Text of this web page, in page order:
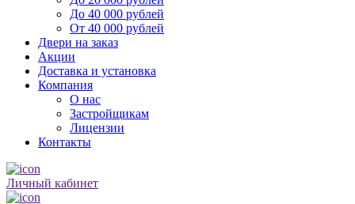
До 40 000 рублей
От 40 000 рублей
Двери на заказ
Акции
Доставка и установка
Компания
О нас
Застройщикам
Лицензии
Контакты
Личный кабинет